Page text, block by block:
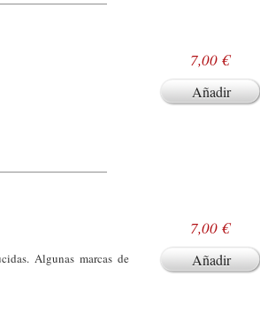
7,00 €
Añadir
Algunas marcas de
7,00 €
Añadir